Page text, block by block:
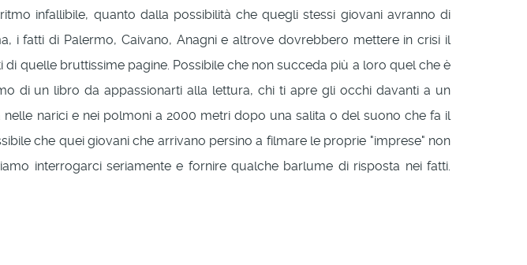
infallibile, quanto dalla possibilità che quegli stessi giovani avranno di
i fatti di Palermo, Caivano, Anagni e altrove dovrebbero mettere in crisi il
quelle bruttissime pagine. Possibile che non succeda più a loro quel che è
di un libro da appassionarti alla lettura, chi ti apre gli occhi davanti a un
narici e nei polmoni a 2000 metri dopo una salita o del suono che fa il
che quei giovani che arrivano persino a filmare le proprie "imprese" non
interrogarci seriamente e fornire qualche barlume di risposta nei fatti.